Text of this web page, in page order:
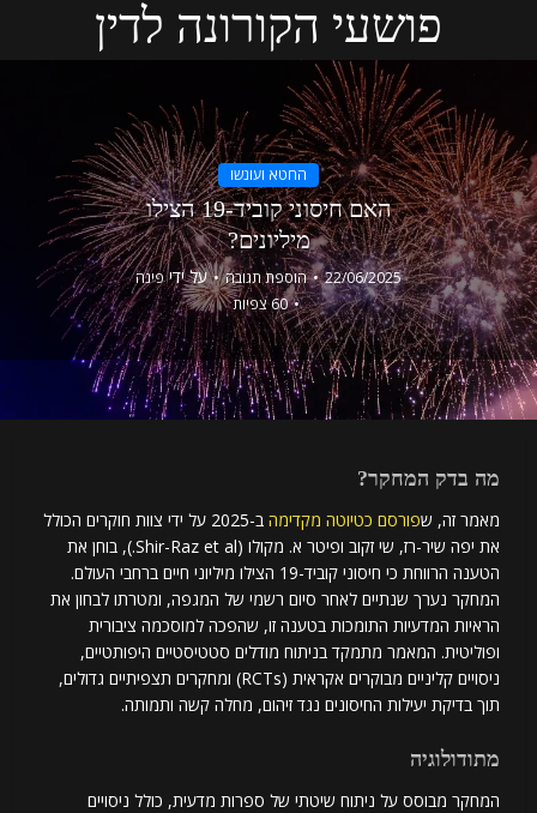
פושעי הקורונה לדין
החטא ועונשו
האם חיסוני קוביד-19 הצילו
מיליונים?
22/06/2025 הוספת תגובה על ידיפינה
60 צפיות
מה בדק המחקר?
מאמר זה, שפורסם כטיוטה מקדימה
ב-2025 על ידי צוות חוקרים הכולל
את יפה שיר-רז, שי זקוב ופיטר א. מקולו (Shir-Raz et al.), בוחן את
הטענה הרווחת כי חיסוני קוביד-19 הצילו מיליוני חיים ברחבי העולם.
המחקר נערך שנתיים לאחר סיום רשמי של המגפה, ומטרתו לבחון את
הראיות המדעיות התומכות בטענה זו, שהפכה למוסכמה ציבורית
ופוליטית. המאמר מתמקד בניתוח מודלים סטטיסטיים היפותטיים,
ניסויים קליניים מבוקרים אקראית (RCTs) ומחקרים תצפיתיים גדולים,
תוך בדיקת יעילות החיסונים נגד זיהום, מחלה קשה ותמותה.
מתודולוגיה
המחקר מבוסס על ניתוח שיטתי של ספרות מדעית, כולל ניסויים